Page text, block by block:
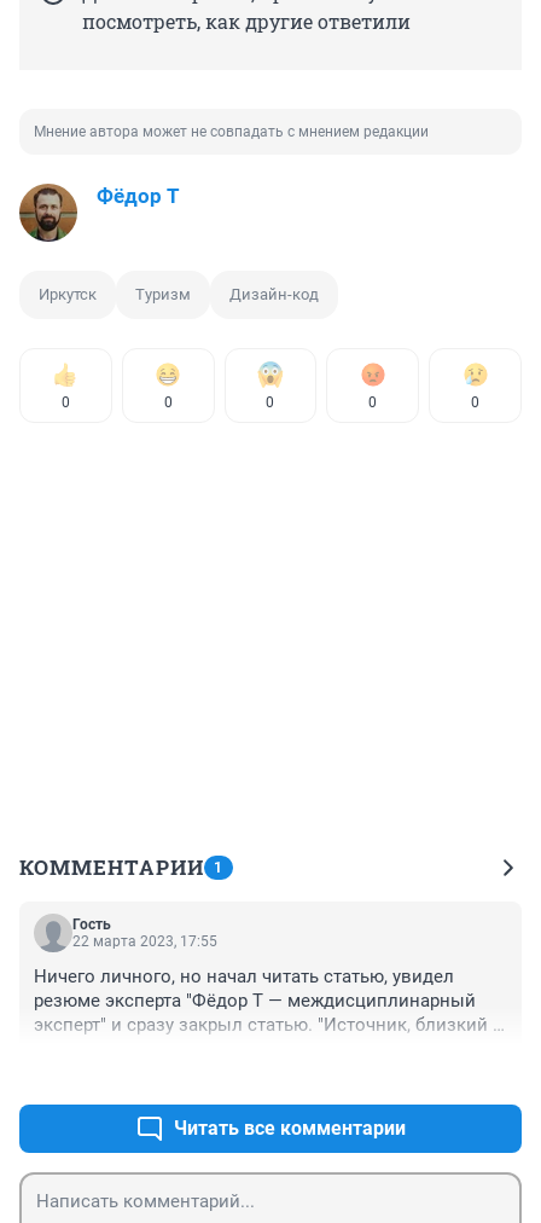
посмотреть, как другие ответили
Мнение автора может не совпадать с мнением редакции
Фёдор Т
Иркутск Туризм Дизайн-код
0 0 0 0 0
КОММЕНТАРИИ 1
Гость
22 марта 2023, 17:55
Ничего личного, но начал читать статью, увидел
резюме эксперта "Фёдор Т — междисциплинарный
эксперт" и сразу закрыл статью. "Источник, близкий к
Читать все комментарии